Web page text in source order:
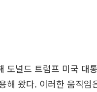
도널드 트럼프 미국 대
해 왔다. 이러한 움직